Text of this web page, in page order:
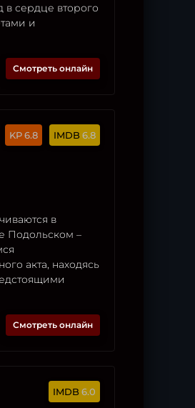
сердце второго
и
Смотреть онлайн
6.8 6.8
в
Подольском –
акта, находясь
Смотреть онлайн
6.0